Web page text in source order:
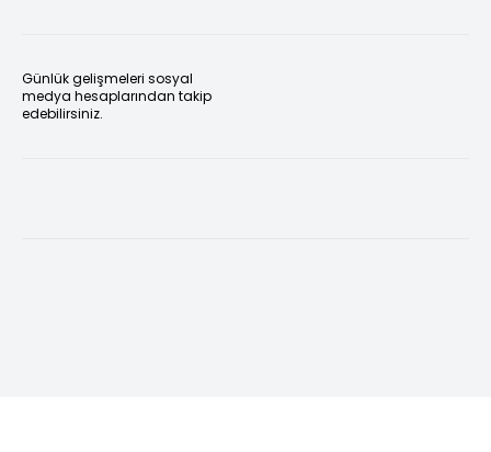
Günlük gelişmeleri sosyal
medya hesaplarından takip
edebilirsiniz.